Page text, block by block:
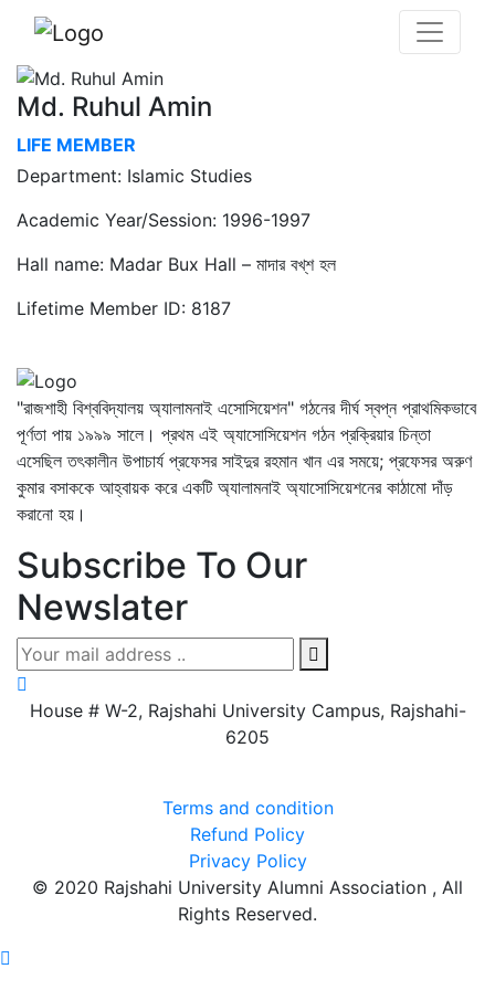
Md. Ruhul Amin
LIFE MEMBER
Department: Islamic Studies
Academic Year/Session: 1996-1997
Hall name: Madar Bux Hall – মাদার বখ্‌শ হল
Lifetime Member ID: 8187
"রাজশাহী বিশ্ববিদ্যালয় অ্যালামনাই এসোসিয়েশন" গঠনের দীর্ঘ স্বপ্ন প্রাথমিকভাবে
পূর্ণতা পায় ১৯৯৯ সালে। প্রথম এই অ্যাসোসিয়েশন গঠন প্রক্রিয়ার চিন্তা
এসেছিল তৎকালীন উপাচার্য প্রফেসর সাইদুর রহমান খান এর সময়ে; প্রফেসর অরুণ
কুমার বসাককে আহ্বায়ক করে একটি অ্যালামনাই অ্যাসোসিয়েশনের কাঠামো দাঁড়
করানো হয়।
Subscribe To Our
Newslater
House # W-2, Rajshahi University Campus, Rajshahi-
6205
Terms and condition
Refund Policy
Privacy Policy
© 2020 Rajshahi University Alumni Association , All
Rights Reserved.